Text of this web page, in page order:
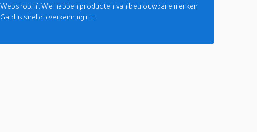
Webshop.nl. We hebben producten van betrouwbare merken.
Ga dus snel op verkenning uit.